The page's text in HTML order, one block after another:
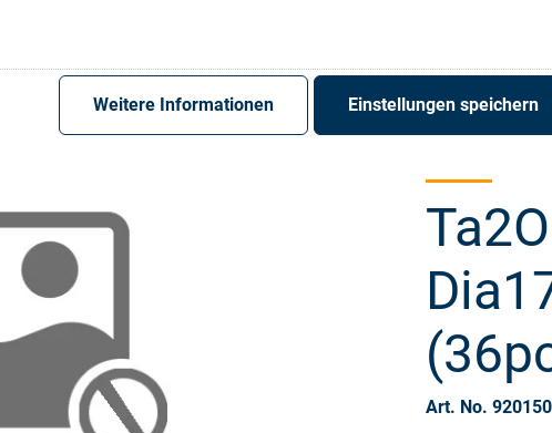
Weitere Informationen Einstellungen speichern
Art. No.